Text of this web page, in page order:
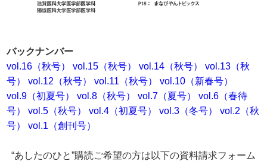
バックナンバー
vol.16（秋号）
vol.15（秋号） vol.14（秋号）
vol.13（秋
号）
vol.12（秋号） vol.11（秋号）
vol.10（新春号）
vol.9（初夏号）
vol.8（秋号） vol.7（夏号）
vol.6（春待
号）
vol.5（秋号） vol.4（初夏号） vol.3（冬号）
vol.2（秋
号）
vol.1（創刊号）
“あしたのひと”購読ご希望の方は以下の資料請求フォーム